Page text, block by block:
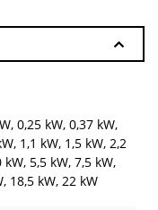
0,25 kW, 0,37 kW,
1,1 kW, 1,5 kW, 2,2
kW, 5,5 kW, 7,5 kW,
18,5 kW, 22 kW